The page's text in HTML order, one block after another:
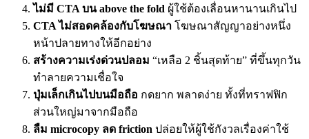
ไม่มี CTA บน above the fold ผู้ใช้ต้องเลื่อนหานานเกินไป
CTA ไม่สอดคล้องกับโฆษณา โฆษณาสัญญาอย่างหนึ่ง
หน้าปลายทางให้อีกอย่าง
สร้างความเร่งด่วนปลอม “เหลือ 2 ชิ้นสุดท้าย” ที่ขึ้นทุกวัน
ทำลายความเชื่อใจ
ปุ่มเล็กเกินไปบนมือถือ กดยาก พลาดง่าย ทั้งที่ทราฟฟิก
ส่วนใหญ่มาจากมือถือ
ลืม microcopy ลด friction ปล่อยให้ผู้ใช้กังวลเรื่องค่าใช้